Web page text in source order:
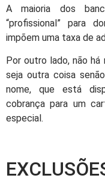
A maioria dos
“profissional” para
impõem uma taxa de
Por outro lado, não
seja outra coisa
nome, que está
cobrança para um
especial.